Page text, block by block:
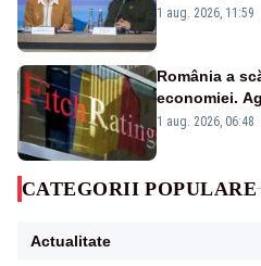
reacție
1 aug. 2026, 11:59
România a
economiei.
„BBB-” cu
1 aug. 2026, 06:48
CATEGORII POPULARE
Actualitate